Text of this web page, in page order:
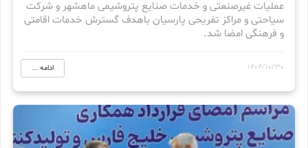
عملیات غیرصنعتی و خدمات صنایع پتروشیمی ماهشهر و شرکت
سیاحتی و مراکز تفریحی پارسیان باهدف گسترش خدمات اقامتی
و فرهنگی امضا شد.
1404/10/30 ادامه ...